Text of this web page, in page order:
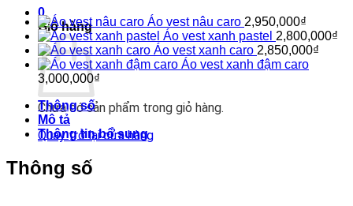
0
Giỏ hàng
Chưa có sản phẩm trong giỏ hàng.
Quay trở lại cửa hàng
Áo vest nâu caro 2,950,000₫
Áo vest xanh pastel 2,800,000₫
Áo vest xanh caro 2,850,000₫
Áo vest xanh đậm caro
3,000,000₫
Thông số
Mô tả
Thông tin bổ sung
Thông số